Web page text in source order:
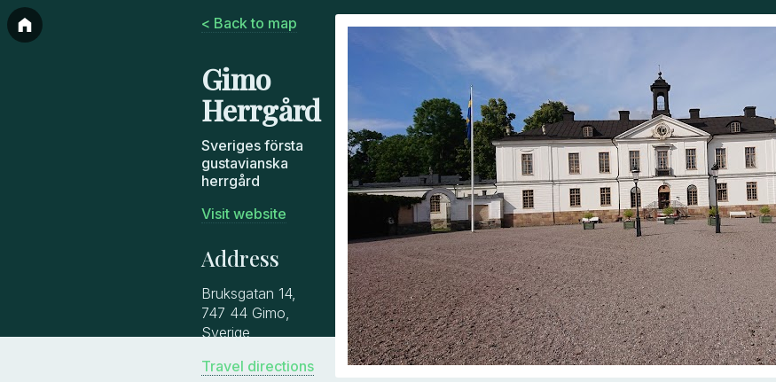
< Back to map
Gimo
Herrgård
Sveriges första
gustavianska
herrgård
Visit website
Address
Bruksgatan 14,
747 44 Gimo,
Sverige
Travel directions